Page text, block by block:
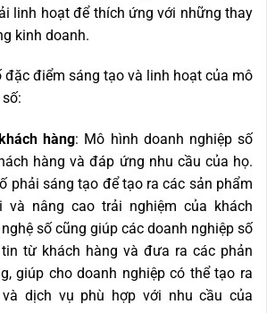
linh hoạt để thích ứng với những thay
kinh doanh.
đặc điểm sáng tạo và linh hoạt của mô
hàng: Mô hình doanh nghiệp số
hàng và đáp ứng nhu cầu của họ.
phải sáng tạo để tạo ra các sản phẩm
và nâng cao trải nghiệm của khách
số cũng giúp các doanh nghiệp số
từ khách hàng và đưa ra các phản
giúp cho doanh nghiệp có thể tạo ra
dịch vụ phù hợp với nhu cầu của